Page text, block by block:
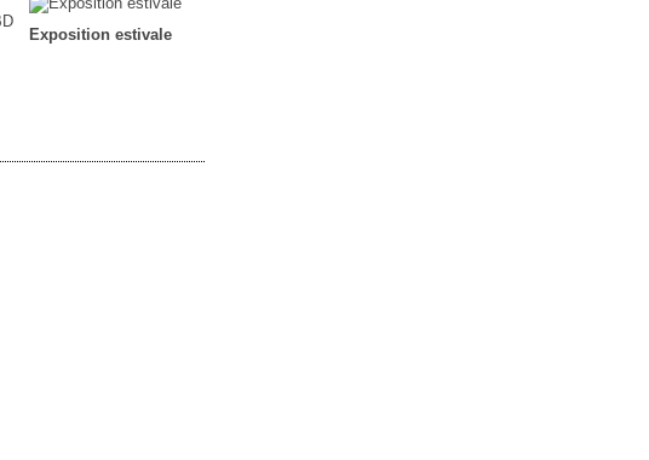
Exposition estivale